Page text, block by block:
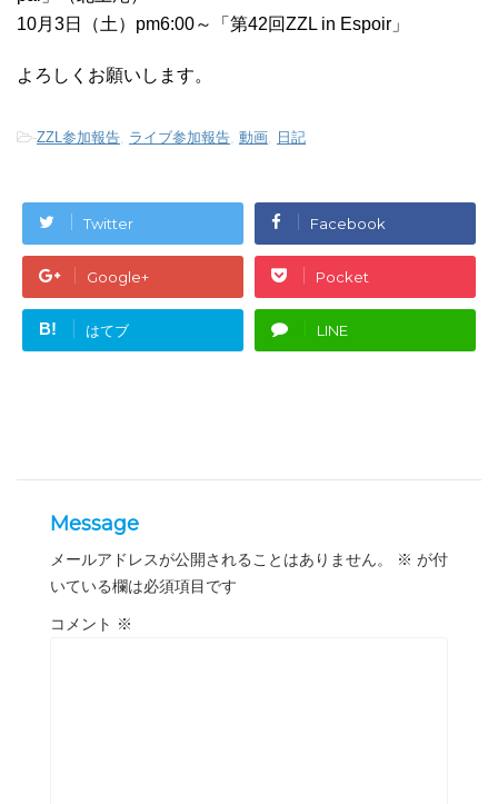
10月3日（土）pm6:00～「第42回ZZL in Espoir」
よろしくお願いします。
-ZZL参加報告, ライブ参加報告, 動画, 日記
Twitter Facebook
Google+ Pocket
B! はてブ LINE
Message
メールアドレスが公開されることはありません。 ※ が付
いている欄は必須項目です
コメント ※